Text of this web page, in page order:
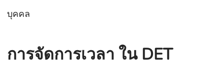
บุคคล
การจัดการเวลา ใน DET